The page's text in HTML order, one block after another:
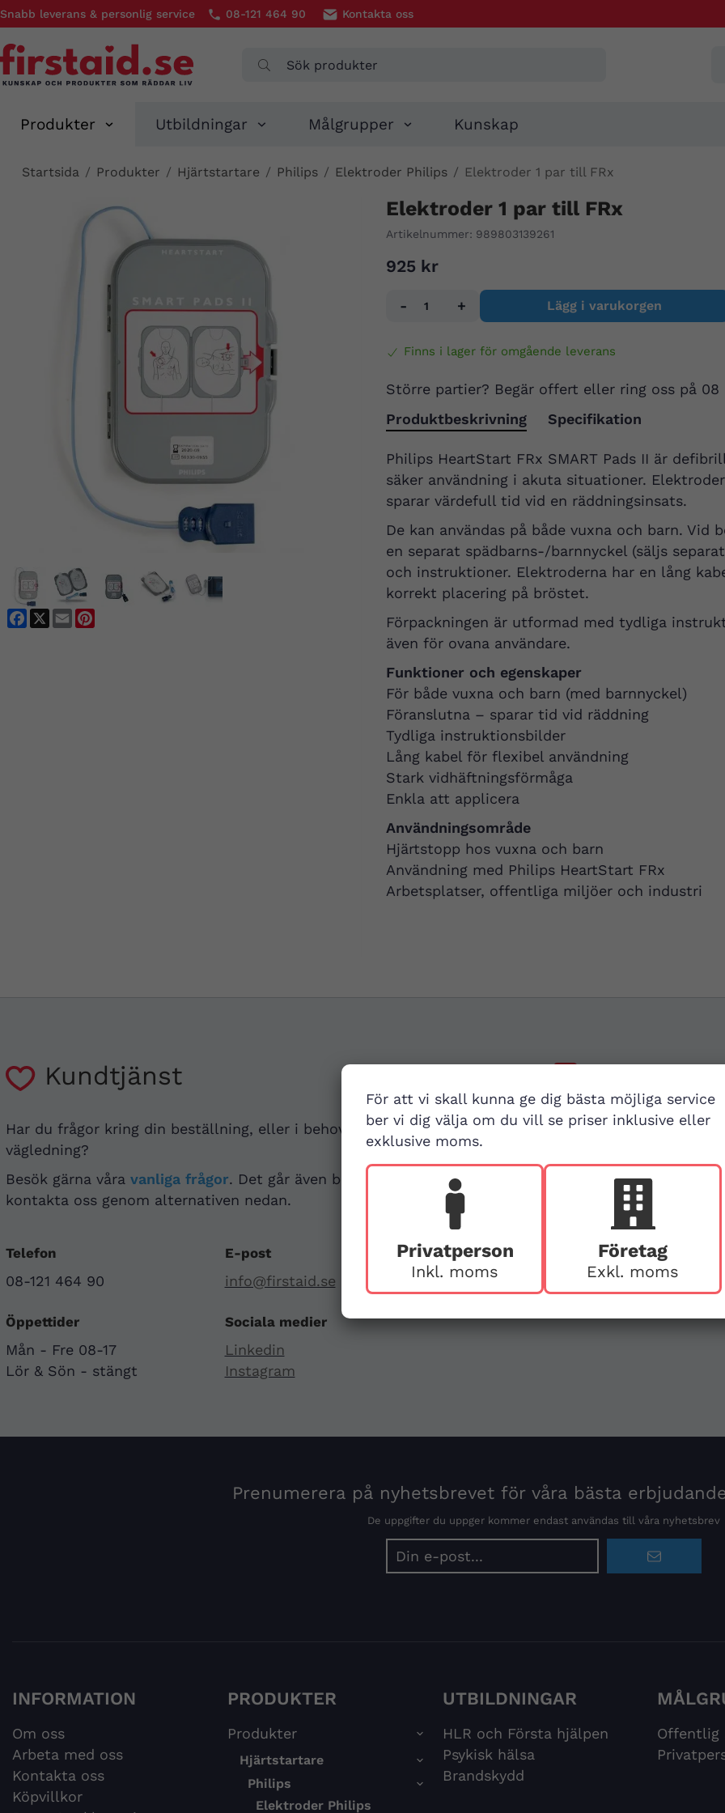
För att vi skall kunna ge dig bästa möjliga service
ber vi dig välja om du vill se priser inklusive eller
exklusive moms.
Privatperson
Inkl. moms
Företag
Exkl. moms
Snabb leverans & personlig service 08-121 464 90 Kontakta oss
Produkter Utbildningar Målgrupper Kunskap
Startsida / Produkter / Hjärtstartare / Philips / Elektroder Philips / Elektroder 1 par till FRx
Facebook
X Email
Elektroder 1 par till FRx
Artikelnummer: 989803139261
925 kr
- + Lägg i varukorgen
Finns i lager för omgående leverans
Större partier? Begär offert eller ring oss på 08
Produktbeskrivning
Specifikation
Philips HeartStart FRx SMART Pads II är
säker användning i akuta situationer.
sparar värdefull tid vid en räddningsinsats.
De kan användas på både vuxna och barn. Vid
en separat spädbarns-/barnnyckel (säljs
och instruktioner. Elektroderna har en lång
korrekt placering på bröstet.
Förpackningen är utformad med tydliga
även för ovana användare.
Funktioner och egenskaper
För både vuxna och barn (med barnnyckel)
Föranslutna – sparar tid vid räddning
Tydliga instruktionsbilder
Lång kabel för flexibel användning
Stark vidhäftningsförmåga
Enkla att applicera
Användningsområde
Hjärtstopp hos vuxna och barn
Användning med Philips HeartStart FRx
Arbetsplatser, offentliga miljöer och industri
Kundtjänst
Har du frågor kring din beställning, eller i behov av
vägledning?
Besök gärna våra vanliga frågor. Det går även bra att
kontakta oss genom alternativen nedan.
Telefon
08-121 464 90
E-post
info@firstaid.se
Öppettider
Mån - Fre 08-17
Lör & Sön - stängt
Sociala medier
Linkedin
Instagram
First Aid Sweden
126 48 Hägersten,
Stockholm
Ring före vid besök
Prenumerera på nyhetsbrevet för våra bästa
De uppgifter du uppger kommer endast användas till våra nyhetsbrev
postadress
INFORMATION
Om oss
Arbeta med oss
Kontakta oss
Köpvillkor
PRODUKTER
Produkter
Hjärtstartare
Philips
Elektroder Philips
UTBILDNINGAR
HLR och Första hjälpen
Psykisk hälsa
Brandskydd
Offentlig